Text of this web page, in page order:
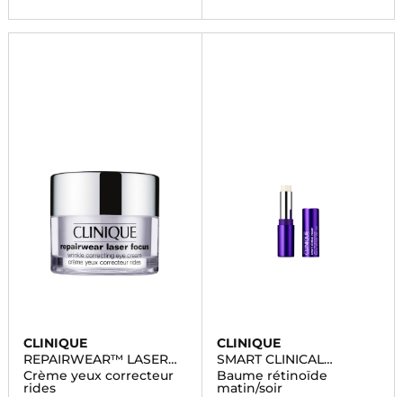
CLINIQUE
REPAIRWEAR™ LASER
FOCUS
Crème yeux correcteur
rides
CLINIQUE
SMART CLINICAL
REPAIR™
Baume rétinoïde
matin/soir